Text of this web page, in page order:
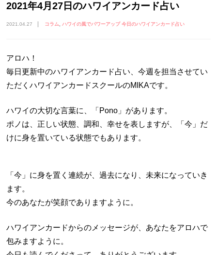
2021年4月27日のハワイアンカード占い
2021.04.27 コラム ハワイの風でパワーアップ 今日のハワイアンカード占い
アロハ！
毎日更新中のハワイアンカード占い、今週を担当させてい
ただくハワイアンカードスクールのMIKAです。
ハワイの大切な言葉に、「Pono」があります。
ポノは、正しい状態、調和、幸せを表しますが、「今」だ
けに身を置いている状態でもあります。
「今」に身を置く連続が、過去になり、未来になっていき
ます。
今のあなたが笑顔でありますように。
ハワイアンカードからのメッセージが、あなたをアロハで
包みますように。